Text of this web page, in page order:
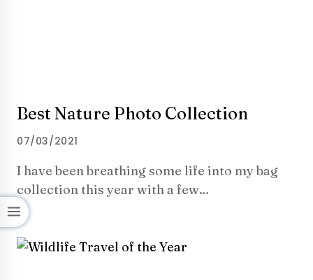
Best Nature Photo Collection
07/03/2021
I have been breathing some life into my bag
collection this year with a few…